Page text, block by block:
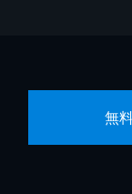
無